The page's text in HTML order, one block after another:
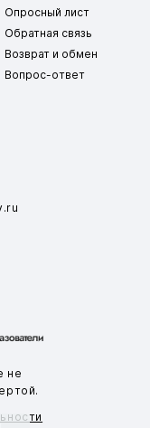
Опросный лист
Обратная связь
Возврат и обмен
Вопрос-ответ
не